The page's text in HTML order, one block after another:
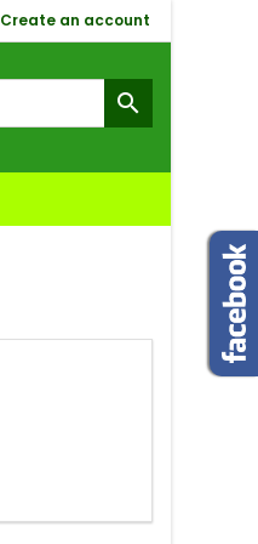
Create an account
